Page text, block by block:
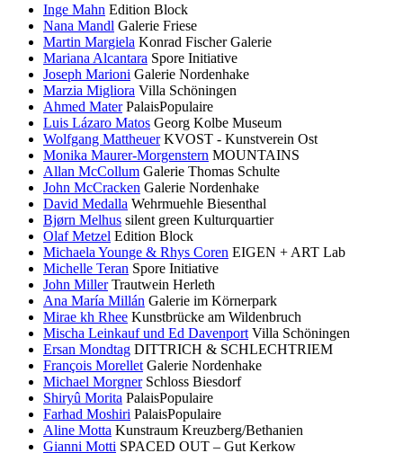
Inge Mahn Edition Block
Nana Mandl Galerie Friese
Martin Margiela Konrad Fischer Galerie
Mariana Alcantara Spore Initiative
Joseph Marioni Galerie Nordenhake
Marzia Migliora Villa Schöningen
Ahmed Mater PalaisPopulaire
Luis Lázaro Matos Georg Kolbe Museum
Wolfgang Mattheuer KVOST - Kunstverein Ost
Monika Maurer-Morgenstern MOUNTAINS
Allan McCollum Galerie Thomas Schulte
John McCracken Galerie Nordenhake
David Medalla Wehrmuehle Biesenthal
Bjørn Melhus silent green Kulturquartier
Olaf Metzel Edition Block
Michaela Younge & Rhys Coren EIGEN + ART Lab
Michelle Teran Spore Initiative
John Miller Trautwein Herleth
Ana María Millán Galerie im Körnerpark
Mirae kh Rhee Kunstbrücke am Wildenbruch
Mischa Leinkauf und Ed Davenport Villa Schöningen
Ersan Mondtag DITTRICH & SCHLECHTRIEM
François Morellet Galerie Nordenhake
Michael Morgner Schloss Biesdorf
Shiryû Morita PalaisPopulaire
Farhad Moshiri PalaisPopulaire
Aline Motta Kunstraum Kreuzberg/Bethanien
Gianni Motti SPACED OUT – Gut Kerkow